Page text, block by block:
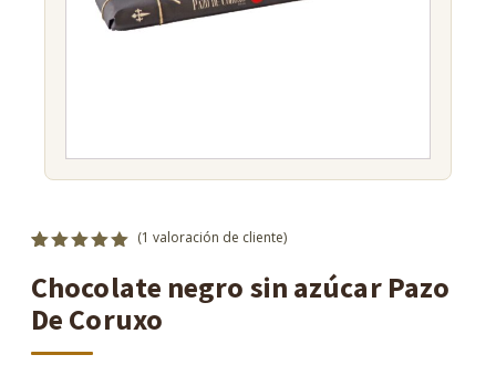
con5.00
de 5 en
base a
valoración
(1 valoración de cliente)
Chocolate negro sin azúcar Pazo
De Coruxo